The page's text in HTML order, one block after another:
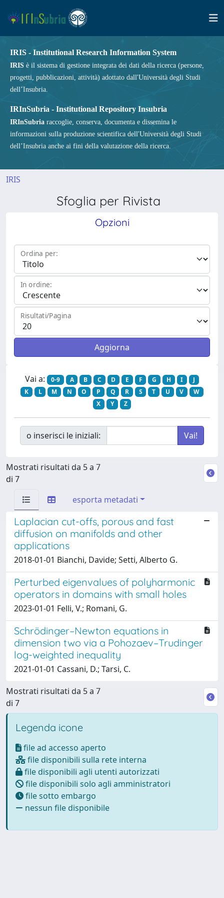
IRIS - Institutional Research Information System
IRIS è il sistema di gestione integrata dei dati della ricerca (persone,
progetti, pubblicazioni, attività) adottato dall'Università degli Studi
dell’Insubria.
IRInSubria - Institutional Repository Insubria
IRInSubria raccoglie, conserva, documenta e dissemina le
informazioni sulla produzione scientifica dell'Università degli Studi
dell’Insubria anche ai fini della valutazione della ricerca.
IRIS
Sfoglia per Rivista
Opzioni
Ordina per:
In ordine:
Risultati/Pagina
Vai a: 0-9 A B C D E F G H I
J
K
L M N O P Q R S T U V
W
X
Y Z
o inserisci le iniziali:
Mostrati risultati da 5 a 7
di 7
esporta metadati
Laplacian cut-offs, porous and fast
diffusion on manifolds and other
applications
2018-01-01 Bianchi, Davide; Setti, Alberto G.
Perturbed eigenvalues of polyharmonic
operators in domains with small holes
2023-01-01 Felli, V.; Romani, G.
Schrödinger–Newton equations in
dimension two via a Pohozaev–Trudinger
log-weighted inequality
2021-01-01 Cassani, D.; Tarsi, C.
Mostrati risultati da 5 a 7
di 7
Legenda icone
file ad accesso aperto
file disponibili sulla rete interna
file disponibili agli utenti autorizzati
file disponibili solo agli amministratori
file sotto embargo
nessun file disponibile